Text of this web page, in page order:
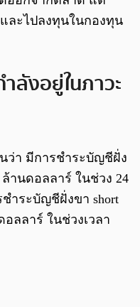
ละไปลงทุนในกองทุน
ลังอยู่ในภาวะ
ว่า มีการชำระบัญชีฝั่ง
ล้านดอลลาร์ ในช่วง 24
ำระบัญชีฝั่งขา short
อลลาร์ ในช่วงเวลา